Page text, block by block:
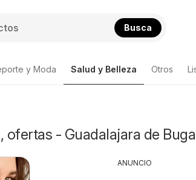
Busca
y Moda Salud y Belleza Otros
ofertas - Guadalajara de Buga
ANUNCIO